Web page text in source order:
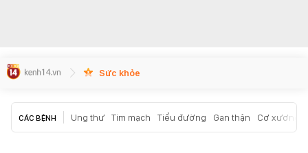
Sức khỏe
CÁC BỆNH Ung thư Tim mạch Tiểu đường Gan thận Cơ xương